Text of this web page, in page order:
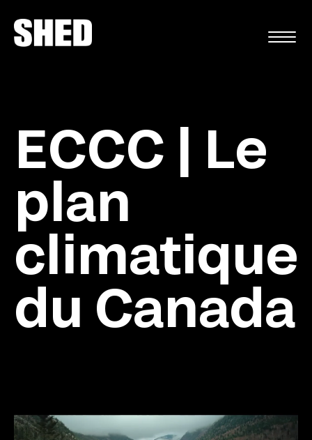
ECCC | Le
plan
climatique
du Canada